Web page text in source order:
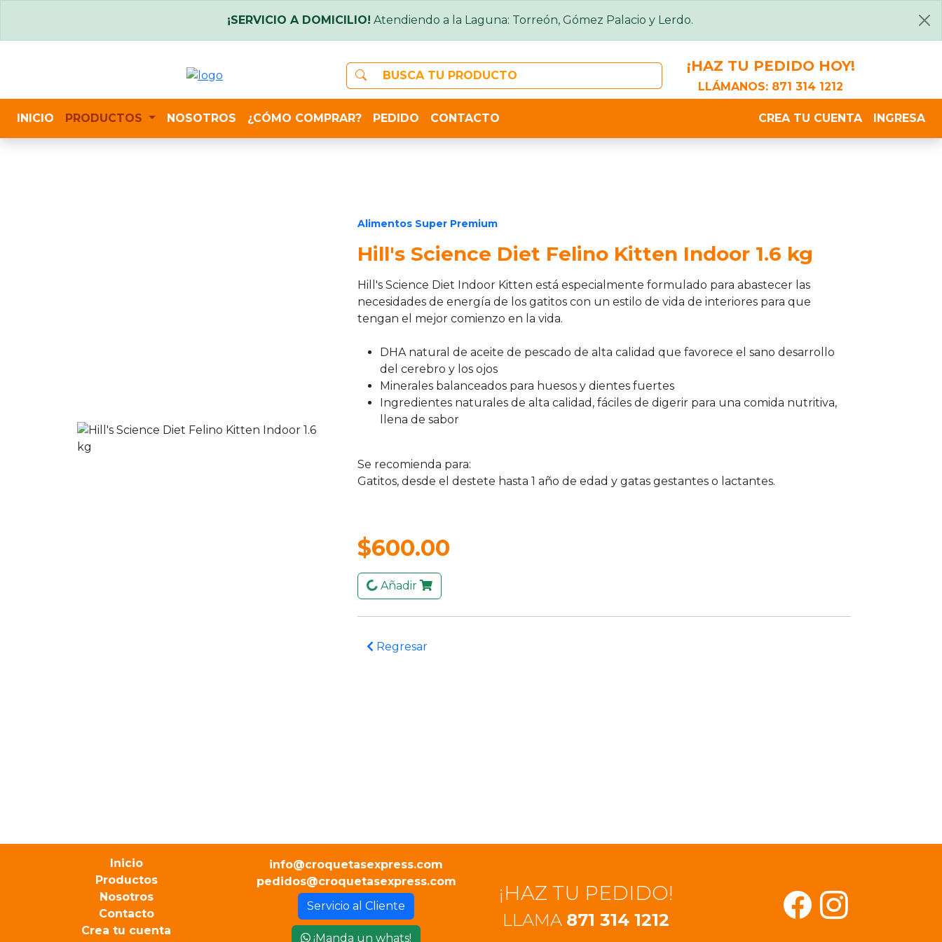
¡SERVICIO A DOMICILIO! Atendiendo a la Laguna: Torreón, Gómez Palacio y Lerdo.
¡HAZ TU PEDIDO HOY!
LLÁMANOS: 871 314 1212
INICIO PRODUCTOS NOSOTROS ¿CÓMO COMPRAR? PEDIDO CONTACTO CREA TU CUENTA INGRESA
Alimentos Super Premium
Hill's Science Diet Felino Kitten Indoor 1.6 kg
Hill's Science Diet Indoor Kitten está especialmente formulado para abastecer las
necesidades de energía de los gatitos con un estilo de vida de interiores para que
tengan el mejor comienzo en la vida.
DHA natural de aceite de pescado de alta calidad que favorece el sano desarrollo
del cerebro y los ojos
Minerales balanceados para huesos y dientes fuertes
Ingredientes naturales de alta calidad, fáciles de digerir para una comida nutritiva,
llena de sabor
Se recomienda para:
Gatitos, desde el destete hasta 1 año de edad y gatas gestantes o lactantes.
$600.00
Añadir
Regresar
Inicio
Productos
Nosotros
Contacto
Crea tu cuenta
info@croquetasexpress.com
pedidos@croquetasexpress.com
Servicio al Cliente
¡Manda un whats!
¡HAZ TU PEDIDO!
LLAMA 871 314 1212